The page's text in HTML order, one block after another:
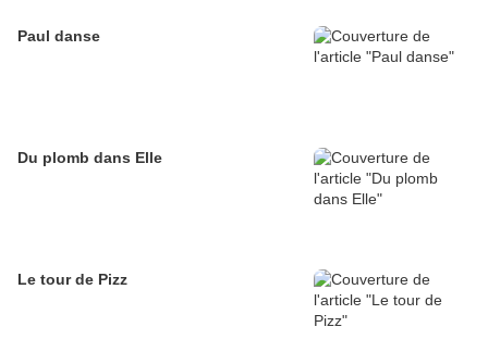
Paul danse
Du plomb dans Elle
Le tour de Pizz